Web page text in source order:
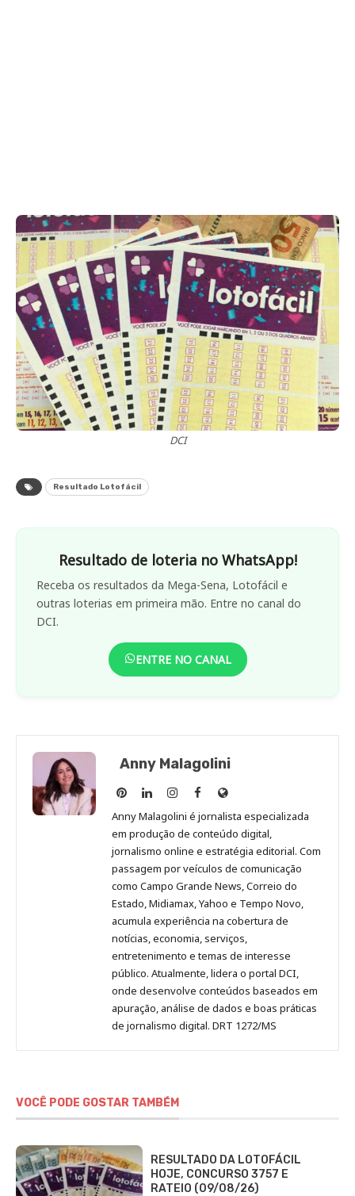
DCI
Resultado Lotofácil
Resultado de loteria no WhatsApp!
Receba os resultados da Mega-Sena, Lotofácil e
outras loterias em primeira mão. Entre no canal do
DCI.
ENTRE NO CANAL
Anny Malagolini
Anny
Malagolini
no
Pinterest
Anny
Malagolini
no
LinkedIn
Anny
Malagolini
no
Instagram
Anny
Malagolini
no
Facebook
Site
de
Anny
Malagolini
Anny Malagolini é jornalista especializada
em produção de conteúdo digital,
jornalismo online e estratégia editorial. Com
passagem por veículos de comunicação
como Campo Grande News, Correio do
Estado, Midiamax, Yahoo e Tempo Novo,
acumula experiência na cobertura de
notícias, economia, serviços,
entretenimento e temas de interesse
público. Atualmente, lidera o portal DCI,
onde desenvolve conteúdos baseados em
apuração, análise de dados e boas práticas
de jornalismo digital. DRT 1272/MS
VOCÊ PODE GOSTAR TAMBÉM
RESULTADO DA LOTOFÁCIL
HOJE, CONCURSO 3757 E
RATEIO (09/08/26)